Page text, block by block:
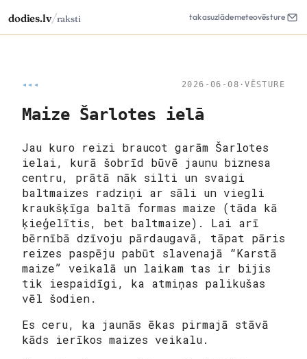
dodies.lv/raksti takasuzlādemeteovēsture
◂◂◂ 2026-06-08 ·VĒSTURE
Maize Šarlotes ielā
Jau kuro reizi braucot garām Šarlotes
ielai, kurā šobrīd būvē jaunu biznesa
centru, prātā nāk silti un svaigi
baltmaizes radziņi ar sāli un viegli
kraukšķīga baltā formas maize (tāda kā
ķieģelītis, bet baltmaize). Lai arī
bērnībā dzīvoju pārdaugavā, tāpat pāris
reizes paspēju pabūt slavenajā “Karstā
maize” veikalā un laikam tas ir bijis
tik iespaidīgi, ka atmiņas palikušas
vēl šodien.
Es ceru, ka jaunās ēkas pirmajā stāvā
kāds ierīkos maizes veikalu.